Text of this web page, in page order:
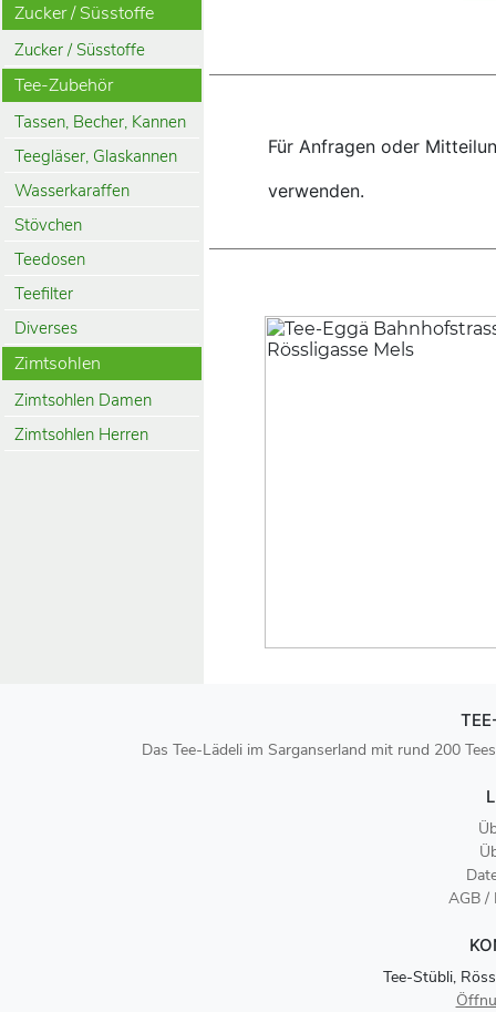
Zucker / Süsstoffe
Zucker / Süsstoffe
Tee-Zubehör
Tassen, Becher, Kannen
Teegläser, Glaskannen
Wasserkaraffen
Stövchen
Teedosen
Teefilter
Diverses
Zimtsohlen
Zimtsohlen Damen
Zimtsohlen Herren
Für Anfragen oder
verwenden.
Das Tee-Lädeli im Sarganserland mit rund 200
AGB /
Tee-Stübli,